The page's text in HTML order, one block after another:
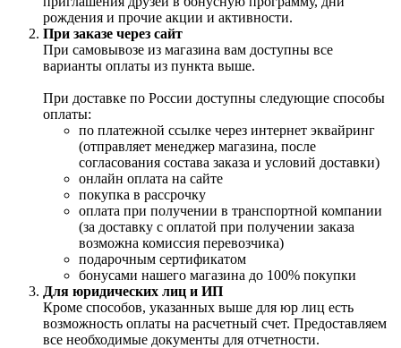
рождения и прочие акции и активности.
При заказе через сайт
При самовывозе из магазина вам доступны все
варианты оплаты из пункта выше.
При доставке по России доступны следующие способы
оплаты:
по платежной ссылке через интернет эквайринг
(отправляет менеджер магазина, после
согласования состава заказа и условий доставки)
онлайн оплата на сайте
покупка в рассрочку
оплата при получении в транспортной компании
(за доставку с оплатой при получении заказа
возможна комиссия перевозчика)
подарочным сертификатом
бонусами нашего магазина до 100% покупки
Для юридических лиц и ИП
Кроме способов, указанных выше для юр лиц есть
возможность оплаты на расчетный счет. Предоставляем
все необходимые документы для отчетности.